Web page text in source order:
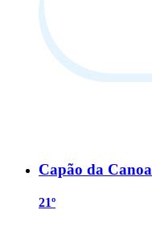
Capão da Canoa
21º